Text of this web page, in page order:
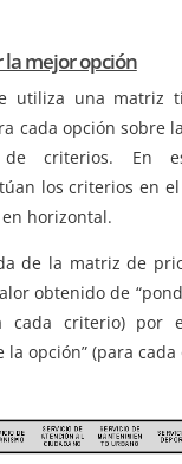
la mejor opción
utiliza una matriz
cada opción sobre
de criterios. En
los criterios en
horizontal.
de la matriz de
obtenido de
cada criterio) por
la opción” (para cada